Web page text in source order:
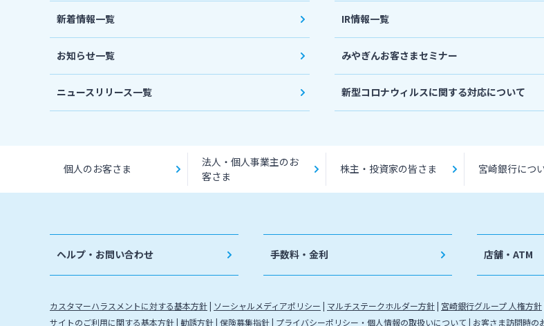
新着情報一覧
お知らせ一覧
ニュースリリース一覧
IR情報一覧
みやぎんお客さまセミナー
新型コロナウィルスに関する対応について
個人のお客さま
法人・個人事業主のお
客さま
株主・投資家の皆さま 宮崎銀行につ
ヘルプ・お問い合わせ 手数料・金利 店舗・ATM
カスタマーハラスメントに対する基本方針 ソーシャルメディアポリシー マルチステークホルダー方針 宮崎銀行グループ 人権方針
サイトのご利用に関する基本方針 勧誘方針 保険募集指針 プライバシーポリシー・個人情報の取扱いについて お客さま訪問時の